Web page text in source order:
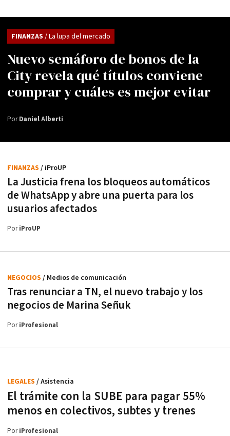
Nuevo semáforo de bonos de la
City revela qué títulos conviene
comprar y cuáles es mejor evitar
FINANZAS / La lupa del mercado
PorDaniel Alberti
La Justicia frena los bloqueos automáticos
de WhatsApp y abre una puerta para los
usuarios afectados
FINANZAS / iProUP
PoriProUP
Tras renunciar a TN, el nuevo trabajo y los
negocios de Marina Señuk
NEGOCIOS / Medios de comunicación
PoriProfesional
El trámite con la SUBE para pagar 55%
menos en colectivos, subtes y trenes
LEGALES / Asistencia
PoriProfesional